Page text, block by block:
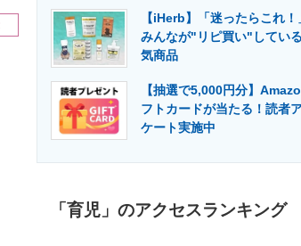
【iHerb】「迷ったらこれ！
みんなが"リピ買い"してい
気商品
【抽選で5,000円分】
フトカードが当たる！読者
ケート実施中
「育児」のアクセスランキング